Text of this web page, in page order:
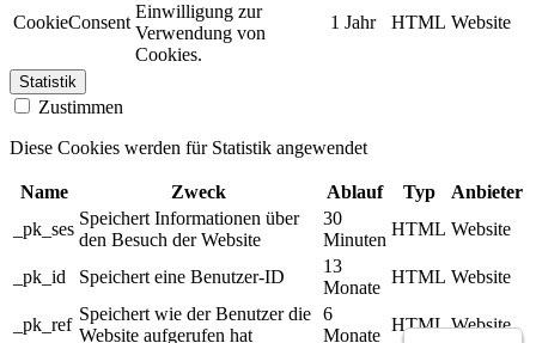
CookieConsent
Einwilligung zur
Verwendung von
Cookies.
1 Jahr HTML Website
Statistik
Zustimmen
Diese Cookies werden für Statistik angewendet
Name Zweck Ablauf Typ
Anbieter
_pk_ses
Speichert Informationen über
den Besuch der Website
30
Minuten
HTML Website
_pk_id Speichert eine Benutzer-ID
13
Monate
HTML Website
_pk_ref
Speichert wie der Benutzer die
Website aufgerufen hat
6
Monate
HTML Website